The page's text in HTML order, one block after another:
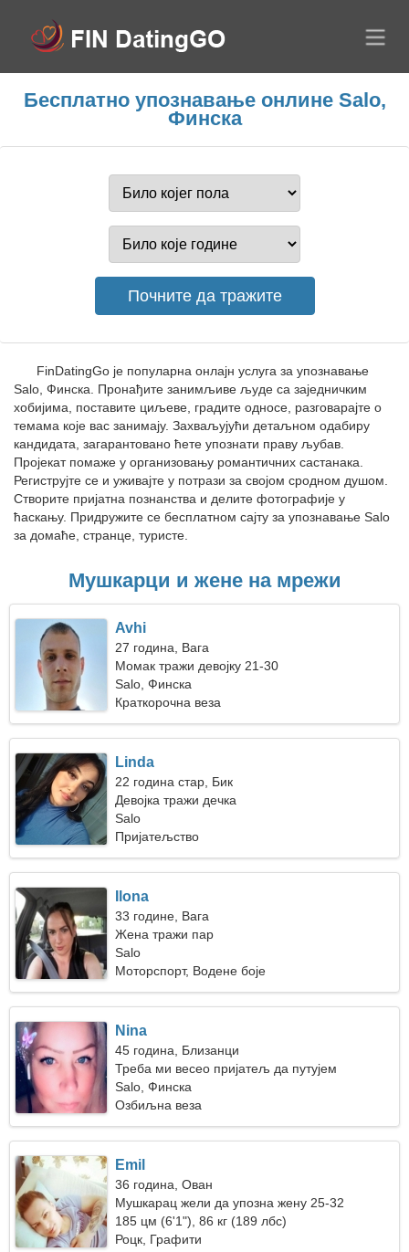
Бесплатно упознавање онлине Salo,
Финска
FinDatingGo је популарна онлајн услуга за упознавање
Salo, Финска. Пронађите занимљиве људе са заједничким
хобијима, поставите циљеве, градите односе, разговарајте о
темама које вас занимају. Захваљујући детаљном одабиру
кандидата, загарантовано ћете упознати праву љубав.
Пројекат помаже у организовању романтичних састанака.
Региструјте се и уживајте у потрази за својом сродном душом.
Створите пријатна познанства и делите фотографије у
ћаскању. Придружите се бесплатном сајту за упознавање Salo
за домаће, странце, туристе.
Мушкарци и жене на мрежи
Avhi
27 година, Вага
Момак тражи девојку 21-30
Salo, Финска
Краткорочна веза
Linda
22 година стар, Бик
Девојка тражи дечка
Salo
Пријатељство
Ilona
33 године, Вага
Жена тражи пар
Salo
Моторспорт, Водене боје
Nina
45 година, Близанци
Треба ми весео пријатељ да путујем
Salo, Финска
Озбиљна веза
Emil
36 година, Ован
Мушкарац жели да упозна жену 25-32
185 цм (6'1"), 86 кг (189 лбс)
Роцк, Графити